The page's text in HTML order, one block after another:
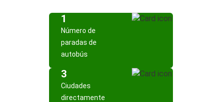
1
Número de
paradas de
autobús
3
Ciudades
directamente